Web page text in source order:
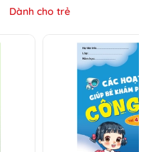
Dành cho trẻ